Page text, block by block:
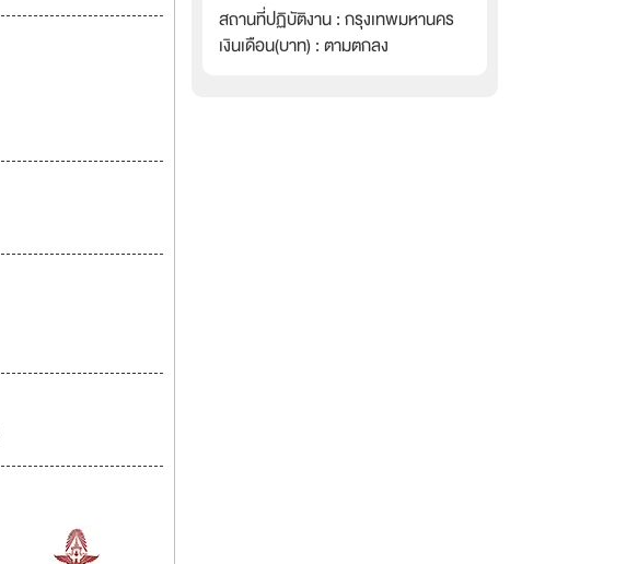
สถานที่ปฏิบัติงาน : กรุงเทพมหานคร
เงินเดือน(บาท) : ตามตกลง